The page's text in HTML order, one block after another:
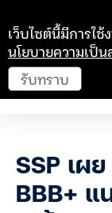
SSP เผ
BBB+ แ
เว็บไซต์นี้มีการใ
นโยบายความเป็
รับทราบ